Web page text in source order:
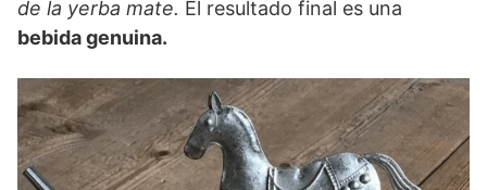
de la yerba mate. El resultado final es una
bebida genuina.